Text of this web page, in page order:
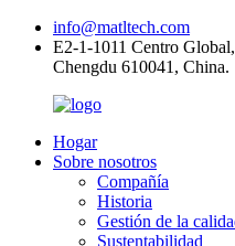
info@matltech.com
E2-1-1011 Centro
Chengdu 610041, China.
Hogar
Sobre nosotros
Compañía
Historia
Gestión de la
Sustentabilidad